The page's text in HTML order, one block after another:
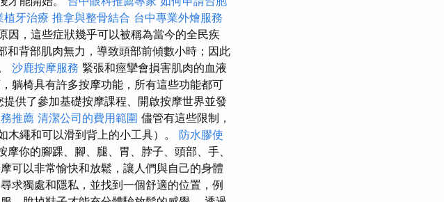
植牙治療 推拿與整骨結合 台中專業外燴服務
因，這些症狀幾乎可以被稱為當今的全民疾
和背部肌肉無力，導致頭部前傾數小時；因此
沙鹿按摩服務 緊張和痙攣會損害肌肉的血液
躺椅具有許多按摩功能，所有這些功能都可
提供了參加基礎按摩課程、開啟按摩世界並發
推薦 清潔公司的費用範圍 儘管有這些限制，
木繩和可以滑到背上的小工具）。 防水膠使
摩你的腳踝、腳、腿、胃、脖子、頭部、手、
可以非常愉快和放鬆，讓人們與自己的身體
求獨處和隱私，並找到一個舒適的位置，例